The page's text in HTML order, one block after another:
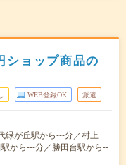
ョップ商品の
WEB登録OK 派遣
緑が丘駅から---分／村上
から---分／勝田台駅から--